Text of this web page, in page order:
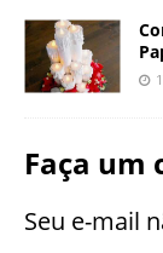
Faça um
Seu e-mail